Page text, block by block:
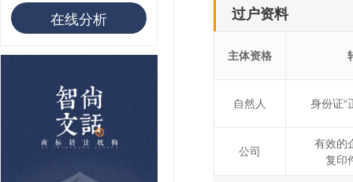
在线分析 过户资料
主体资格
自然人 身份证“
公司
有效的
复印